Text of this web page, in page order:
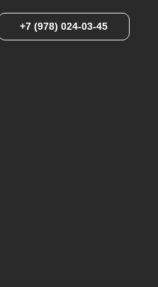
+7 (978) 024-03-45